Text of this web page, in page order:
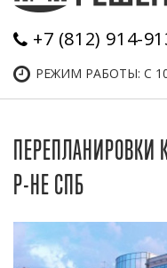
+7 (812) 914-
РЕЖИМ РАБОТЫ: С
ПЕРЕПЛАНИРОВКИ
Р-НЕ СПБ